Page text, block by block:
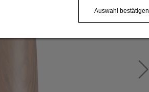
Auswahl bestätigen